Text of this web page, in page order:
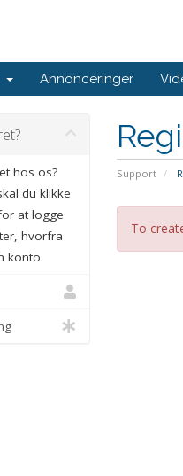
Annonceringer
Support
hos os?
du klikke
at logge
hvorfra
konto.
To